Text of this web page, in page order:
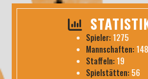
Spieler: 1275
Mannschaften: 148
Staffeln: 19
Spielstätten: 56